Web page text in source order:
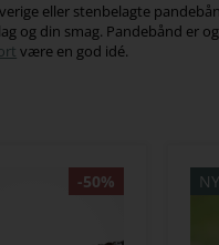
eller stenbelagte
og din smag. Pandebånd er
være en god idé.